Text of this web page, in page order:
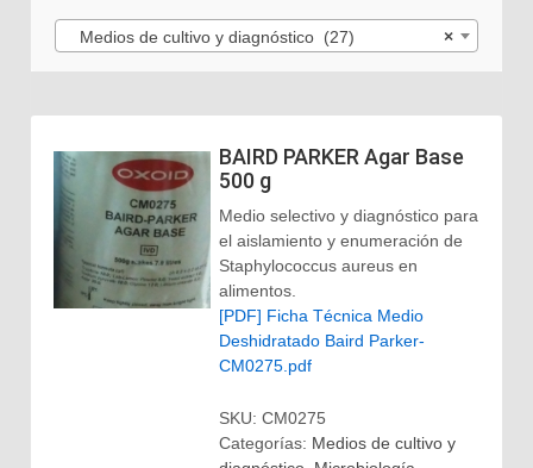
×
Medios de cultivo y diagnóstico (27)
BAIRD PARKER Agar Base
500 g
Medio selectivo y diagnóstico para
el aislamiento y enumeración de
Staphylococcus aureus en
alimentos.
[PDF] Ficha Técnica Medio
Deshidratado Baird Parker-
CM0275.pdf
SKU:CM0275
Categorías: Medios de cultivo y